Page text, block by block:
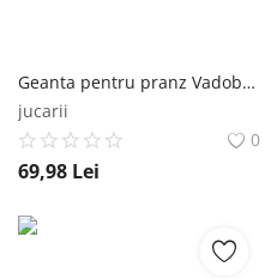
Geanta pentru pranz Vadobag Stitch Lunchtime 25x19x8 cm Vadobag
jucarii
0
69,98 Lei